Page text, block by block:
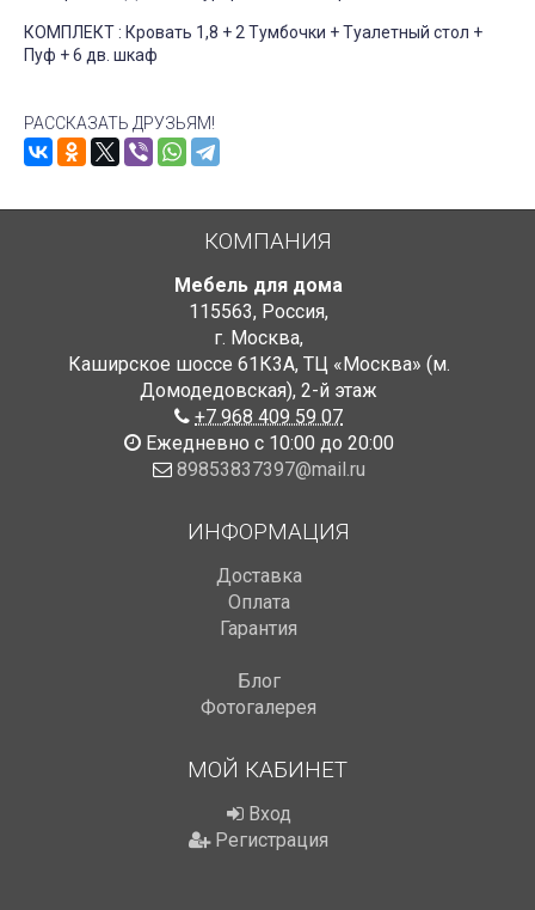
КОМПЛЕКТ : Кровать 1,8 + 2 Тумбочки + Туалетный стол +
Пуф + 6 дв. шкаф
РАССКАЗАТЬ ДРУЗЬЯМ!
КОМПАНИЯ
Мебель для дома
115563, Россия,
г. Москва,
Каширское шоссе 61К3А, ТЦ «Москва» (м.
Домодедовская), 2-й этаж
+7 968 409 59 07
Ежедневно с 10:00 до 20:00
89853837397@mail.ru
ИНФОРМАЦИЯ
Доставка
Оплата
Гарантия
Блог
Фотогалерея
МОЙ КАБИНЕТ
Вход
Регистрация